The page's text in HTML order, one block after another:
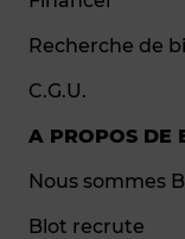
Recherche de
C.G.U.
A PROPOS DE
Nous sommes
Blot recrute